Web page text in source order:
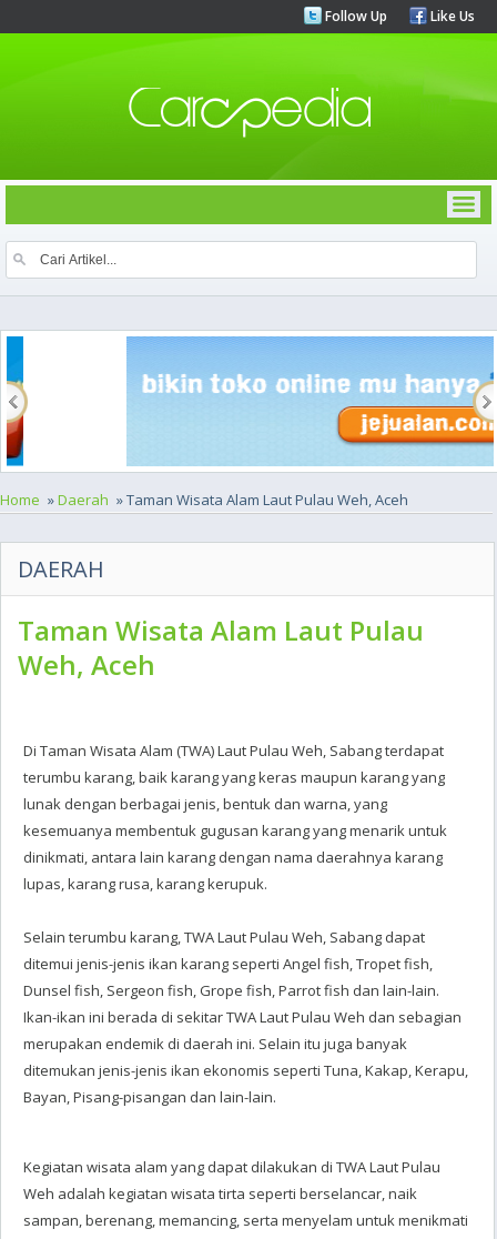
Follow Up Like Us
Home »Daerah » Taman Wisata Alam Laut Pulau Weh, Aceh
DAERAH
Taman Wisata Alam Laut Pulau
Weh, Aceh
Di Taman Wisata Alam (TWA) Laut Pulau Weh, Sabang terdapat
terumbu karang, baik karang yang keras maupun karang yang
lunak dengan berbagai jenis, bentuk dan warna, yang
kesemuanya membentuk gugusan karang yang menarik untuk
dinikmati, antara lain karang dengan nama daerahnya karang
lupas, karang rusa, karang kerupuk.
Selain terumbu karang, TWA Laut Pulau Weh, Sabang dapat
ditemui jenis-jenis ikan karang seperti Angel fish, Tropet fish,
Dunsel fish, Sergeon fish, Grope fish, Parrot fish dan lain-lain.
Ikan-ikan ini berada di sekitar TWA Laut Pulau Weh dan sebagian
merupakan endemik di daerah ini. Selain itu juga banyak
ditemukan jenis-jenis ikan ekonomis seperti Tuna, Kakap, Kerapu,
Bayan, Pisang-pisangan dan lain-lain.
Kegiatan wisata alam yang dapat dilakukan di TWA Laut Pulau
Weh adalah kegiatan wisata tirta seperti berselancar, naik
sampan, berenang, memancing, serta menyelam untuk menikmati